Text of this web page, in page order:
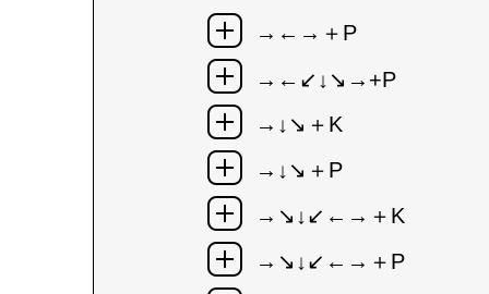
→←→＋P
→←↙↓↘→+P
→↓↘＋K
→↓↘＋P
→↘↓↙←→＋K
→↘↓↙←→＋P